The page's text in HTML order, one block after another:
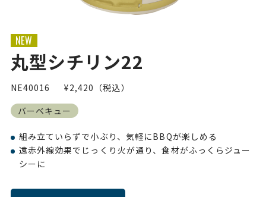
NEW
丸型シチリン22
NE40016
¥2,420（税込）
バーベキュー
組み立ていらずで小ぶり、気軽にBBQが楽しめる
遠赤外線効果でじっくり火が通り、食材がふっくらジュー
シーに